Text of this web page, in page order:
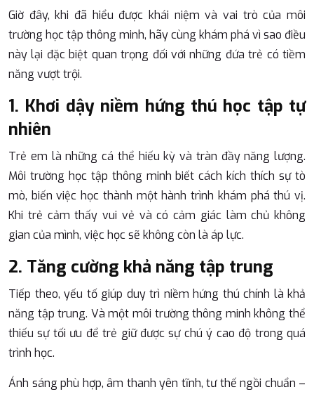
Giờ đây, khi đã hiểu được khái niệm và vai trò của môi
trường học tập thông minh, hãy cùng khám phá vì sao điều
này lại đặc biệt quan trọng đối với những đứa trẻ có tiềm
năng vượt trội.
1. Khơi dậy niềm hứng thú học tập tự
nhiên
Trẻ em là những cá thể hiếu kỳ và tràn đầy năng lượng.
Môi trường học tập thông minh biết cách kích thích sự tò
mò, biến việc học thành một hành trình khám phá thú vị.
Khi trẻ cảm thấy vui vẻ và có cảm giác làm chủ không
gian của mình, việc học sẽ không còn là áp lực.
2. Tăng cường khả năng tập trung
Tiếp theo, yếu tố giúp duy trì niềm hứng thú chính là khả
năng tập trung. Và một môi trường thông minh không thể
thiếu sự tối ưu để trẻ giữ được sự chú ý cao độ trong quá
trình học.
Ánh sáng phù hợp, âm thanh yên tĩnh, tư thế ngồi chuẩn –